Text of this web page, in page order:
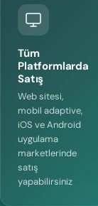
Tüm
Platformlarda
Satış
Web sitesi,
mobil adaptive,
iOS ve Android
uygulama
marketlerinde
satış
yapabilirsiniz